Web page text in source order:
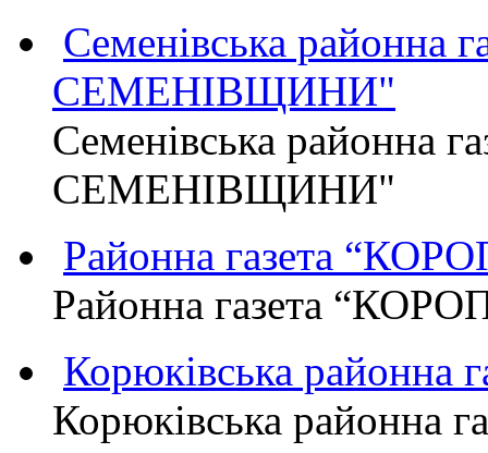
Семенівська районна
СЕМЕНІВЩИНИ"
Семенівська районна
СЕМЕНІВЩИНИ"
Районна газета
Районна газета
Корюківська районна
Корюківська районна